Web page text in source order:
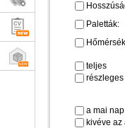
Paletták:
teljes
részleges
a mai
kivéve az